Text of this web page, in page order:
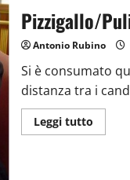
Pizzigallo/
Antonio Rubino
Si è consumato
distanza tra i
Leggi tutto